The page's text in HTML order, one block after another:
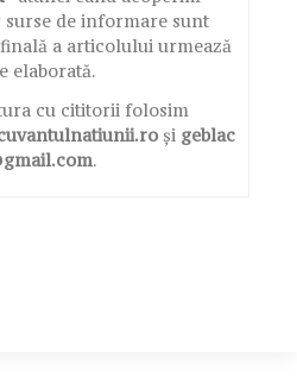
surse de informare sunt
a articolului urmează
elaborată.
cu cititorii folosim
și geblac
.